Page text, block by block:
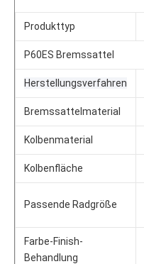
Produkttyp
P60ES Bremssattel
Herstellungsverfahren
Bremssattelmaterial
Kolbenmaterial
Kolbenfläche
Passende Radgröße
Farbe-Finish-
Behandlung